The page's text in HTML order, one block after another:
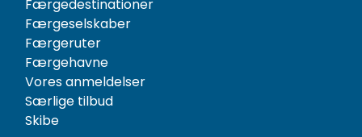
Færgedestinationer
Færgeselskaber
Færgeruter
Færgehavne
Vores anmeldelser
Særlige tilbud
Skibe